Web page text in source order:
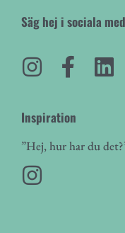
Säg hej i sociala
Inspiration
”Hej, hur har du